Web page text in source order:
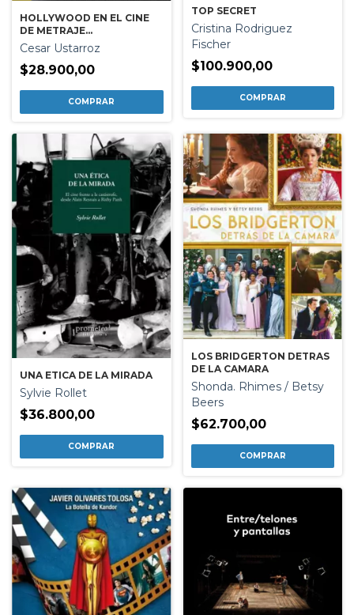
HOLLYWOOD EN EL CINE
DE METRAJE
ENCONTRADO
Cesar Ustarroz
$28.900,00
TOP SECRET
Cristina Rodriguez
Fischer
$100.900,00
UNA ETICA DE LA MIRADA
Sylvie Rollet
$36.800,00
LOS BRIDGERTON DETRAS
DE LA CAMARA
Shonda. Rhimes / Betsy
Beers
$62.700,00